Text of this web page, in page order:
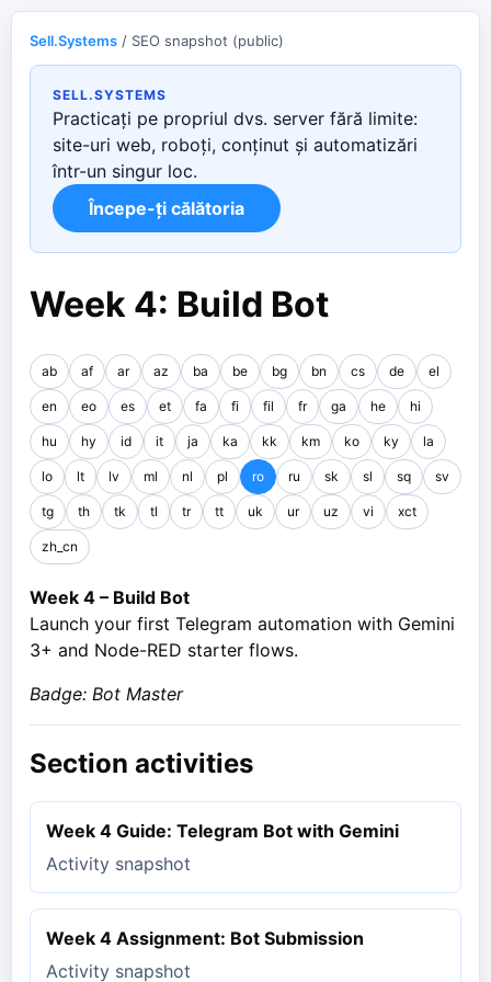
Sell.Systems / SEO snapshot (public)
SELL.SYSTEMS
Practicați pe propriul dvs. server fără limite:
site-uri web, roboți, conținut și automatizări
într-un singur loc.
Începe-ți călătoria
Week 4: Build Bot
ab af ar az ba be bg bn cs de el
en eo es et fa fi fil fr ga he hi
hu hy id it ja ka kk km ko ky la
lo lt lv ml nl pl ro ru sk sl sq sv
tg th tk tl tr tt uk ur uz vi xct
zh_cn
Week 4 – Build Bot
Launch your first Telegram automation with Gemini
3+ and Node-RED starter flows.
Badge: Bot Master
Section activities
Week 4 Guide: Telegram Bot with Gemini
Activity snapshot
Week 4 Assignment: Bot Submission
Activity snapshot